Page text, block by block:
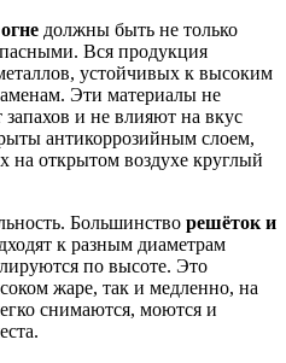
должны быть не только
Вся продукция
устойчивых к высоким
Эти материалы не
и не влияют на вкус
антикоррозийным слоем,
на открытом воздухе круглый
Большинство решёток и
к разным диаметрам
по высоте. Это
жаре, так и медленно, на
снимаются, моются и